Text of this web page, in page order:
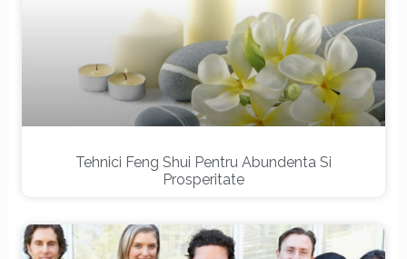
Tehnici Feng Shui Pentru Abundenta Si
Prosperitate